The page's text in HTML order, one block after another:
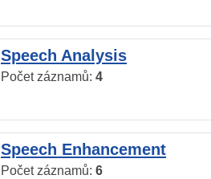
Speech Analysis
Počet záznamů: 4
Speech Enhancement
Počet záznamů: 6